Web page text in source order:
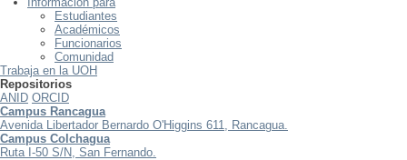
Estudiantes
Académicos
Funcionarios
Comunidad
Trabaja en la UOH
Repositorios
ANID ORCID
Campus Rancagua
Avenida Libertador Bernardo O'Higgins 611, Rancagua.
Campus Colchagua
Ruta I-50 S/N, San Fernando.